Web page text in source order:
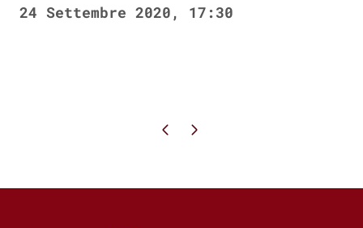
24 Settembre 2020, 17:30
Pagina precedente
Pagina successiva